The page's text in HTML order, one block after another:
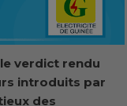
verdict rendu
introduits par
des